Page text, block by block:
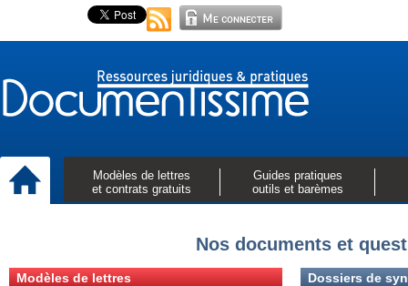
Modèles de lettres
et contrats gratuits
Guides pratiques
outils et barèmes
Nos documents et
Modèles de lettres Dossiers de